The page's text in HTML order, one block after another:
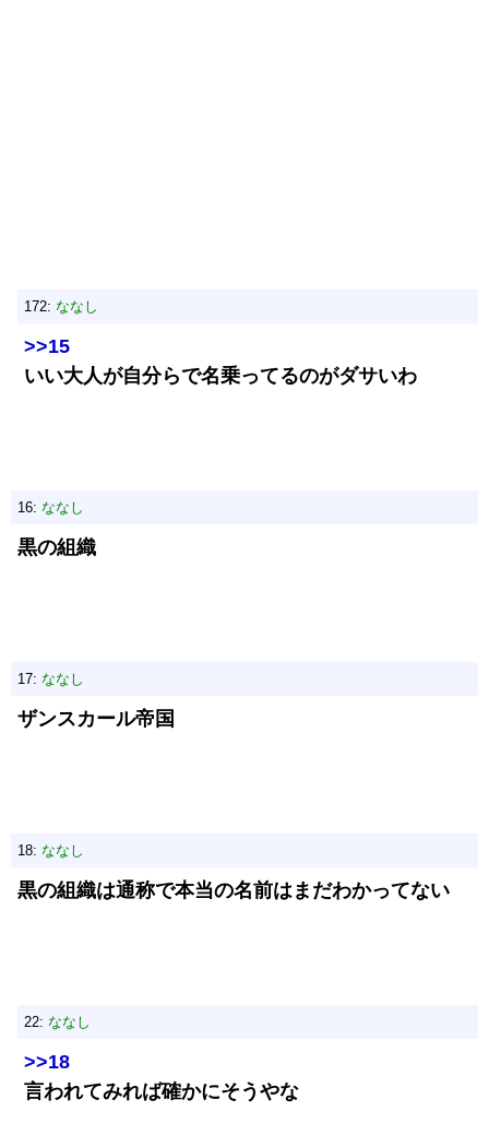
172: ななし
>>15
いい大人が自分らで名乗ってるのがダサいわ
16: ななし
黒の組織
17: ななし
ザンスカール帝国
18: ななし
黒の組織は通称で本当の名前はまだわかってない
22: ななし
>>18
言われてみれば確かにそうやな